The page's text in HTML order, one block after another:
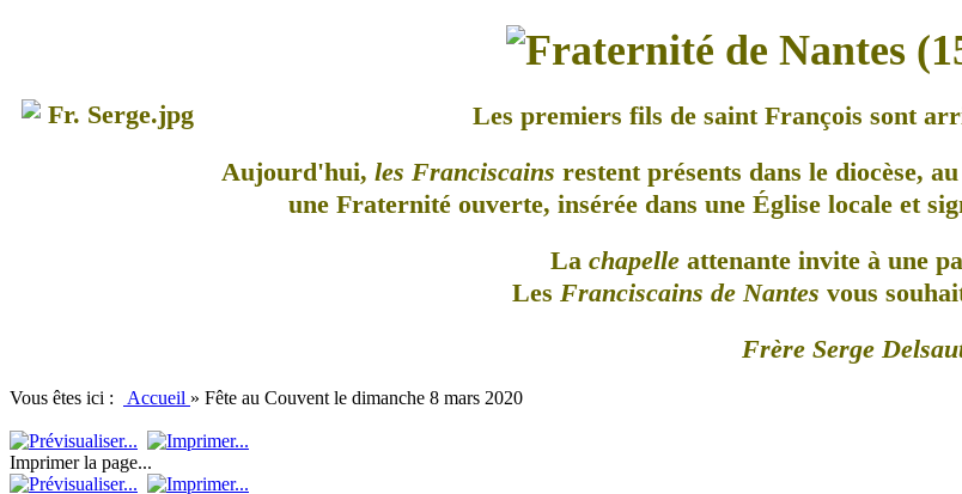
Les premiers fils de saint François sont
Aujourd'hui, les Franciscains restent présents dans le diocèse,
une Fraternité ouverte, insérée dans une Église locale et
La chapelle attenante invite à une
Les Franciscains de Nantes vous
Frère Serge
Vous êtes ici : Accueil » Fête au Couvent le dimanche 8 mars 2020
Imprimer la page...